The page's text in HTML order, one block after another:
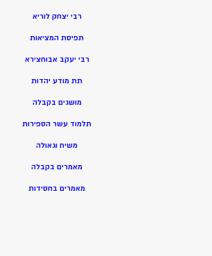
רבי יצחק לוריא
תפיסת המציאות
רבי יעקב אבוחצירא
תת מודע יהדות
מושגים בקבלה
תלמוד עשר הספירות
משיח וגאולה
מאמרים בקבלה
מאמרים בחסידות